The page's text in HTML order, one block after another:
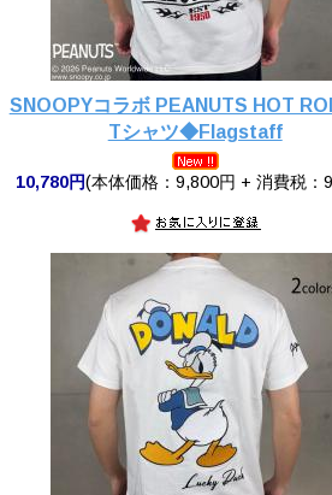
SNOOPYコラボ PEANUTS HOT
Tシャツ◆Flagstaff
10,780円(本体価格：9,800円 + 消費税：